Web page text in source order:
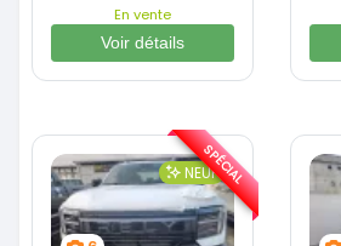
En vente
Voir détails
NEUFSPÉCIAL